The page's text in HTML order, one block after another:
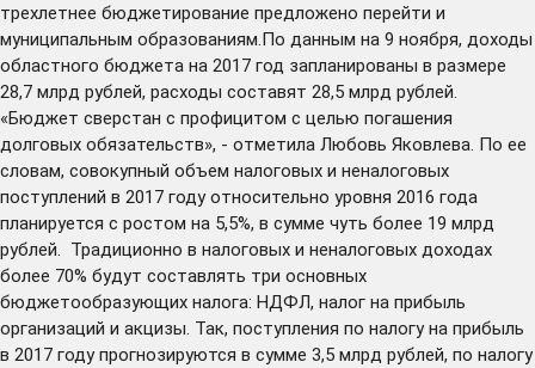
трехлетнее бюджетирование предложено перейти и
муниципальным образованиям.По данным на 9 ноября, доходы
областного бюджета на 2017 год запланированы в размере
28,7 млрд рублей, расходы составят 28,5 млрд рублей.
«Бюджет сверстан с профицитом с целью погашения
долговых обязательств», - отметила Любовь Яковлева. По ее
словам, совокупный объем налоговых и неналоговых
поступлений в 2017 году относительно уровня 2016 года
планируется с ростом на 5,5%, в сумме чуть более 19 млрд
рублей. Традиционно в налоговых и неналоговых доходах
более 70% будут составлять три основных
бюджетообразующих налога: НДФЛ, налог на прибыль
организаций и акцизы. Так, поступления по налогу на прибыль
в 2017 году прогнозируются в сумме 3,5 млрд рублей, по налогу